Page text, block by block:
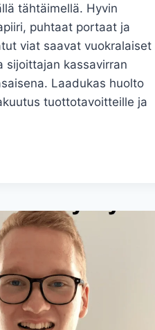
tähtäimellä. Hyvin
puhtaat portaat ja
viat saavat vuokralaiset
sijoittajan kassavirran
Laadukas huolto
tuottotavoitteille ja